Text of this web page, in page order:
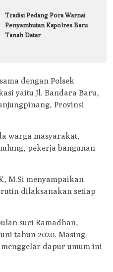
Tradisi Pedang Pora Warnai
Penyambutan Kapolres Baru
Tanah Datar
dengan Polsek
yaitu Jl. Bandara Baru,
Provinsi
warga masyarakat,
pekerja bangunan
M.Si menyampaikan
dilaksanakan setiap
suci Ramadhan,
tahun 2020. Masing-
dapur umum ini